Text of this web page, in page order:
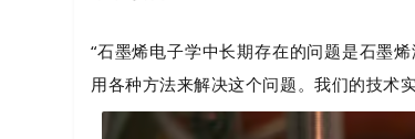
“石墨烯电子学中长期存在的问题是石墨
用各种方法来解决这个问题。我们的技术